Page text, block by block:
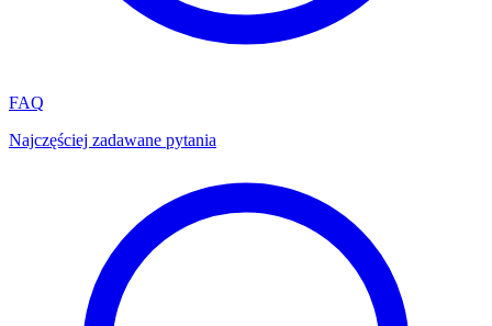
FAQ
Najczęściej zadawane pytania